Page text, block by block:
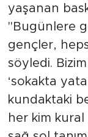
yaşanan
"Bugünlere
gençler,
söyledi.
‘sokakta
kundaktaki
her kim